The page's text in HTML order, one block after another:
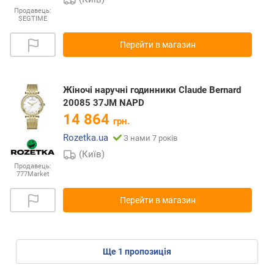
Продавець:
SEGTIME
Перейти в магазин
Продавець:
777Market
Жіночі наручні годинники Claude Bernard
20085 37JM NAPD
14 864 грн.
Rozetka.ua
З нами 7 років
(Київ)
Перейти в магазин
ще 1 пропозиція